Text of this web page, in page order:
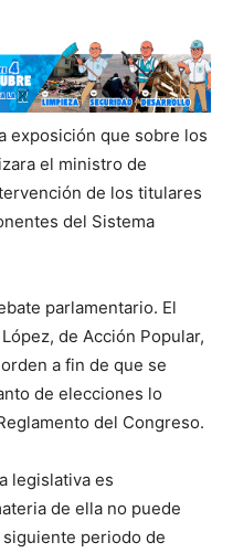
exposición que sobre los
el ministro de
de los titulares
del Sistema
parlamentario. El
de Acción Popular,
a fin de que se
de elecciones lo
del Congreso.
legislativa es
de ella no puede
periodo de